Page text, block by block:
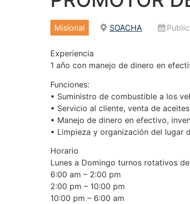
Misional SOACHA
Experiencia
1 año con manejo de dinero en
Funciones:
• Suministro de combustible a los
• Servicio al cliente, venta de
• Manejo de dinero en efectivo,
• Limpieza y organización del lugar
Horario
Lunes a Domingo turnos rotativos
6:00 am – 2:00 pm
2:00 pm – 10:00 pm
10:00 pm – 6:00 am